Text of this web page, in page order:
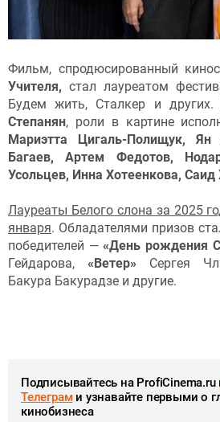
Фильм, спродюсированный
Учителя, стал лауреатом
Будем жить, Сталкер и
Степанян, роли в картине
Мариэтта Цигаль-Полищук, Ян
Багаев, Артем Федотов,
Усольцев, Инна Хотеенкова, Саид
Лауреаты Белого слона за 2025
января. Обладателями призов
победителей —«День рождения
Гейдарова, «Ветер» Сергея
Бакура Бакурадзе и другие.
Подписывайтесь на ProfiCinema.ru
Телеграми узнавайте первыми о
кинобизнеса